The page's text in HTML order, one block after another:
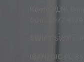
Konto PLN:
0010 6577 4129
SWIFT:
IBAN/ BIC PL